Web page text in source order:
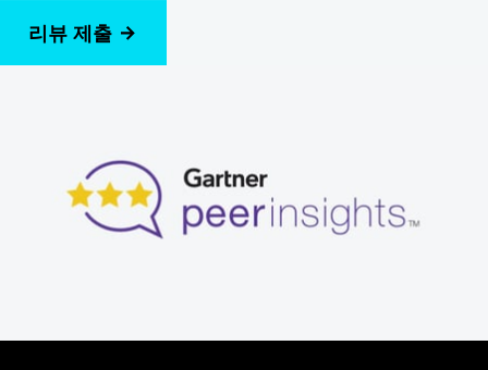
리뷰 제출